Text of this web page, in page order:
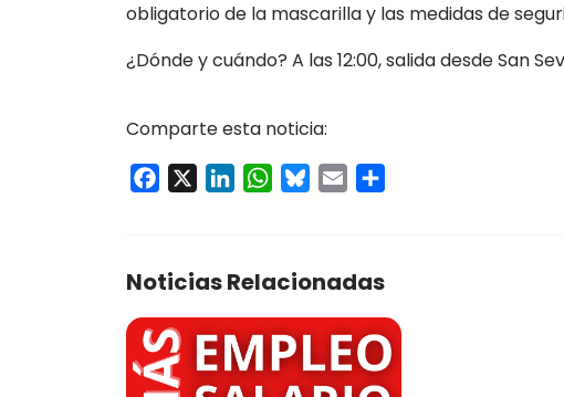
obligatorio de la mascarilla y las medidas de
¿Dónde y cuándo? A las 12:00, salida desde San
Comparte esta noticia:
Facebook LinkedInWhatsApp
Bluesky
Email
Noticias Relacionadas